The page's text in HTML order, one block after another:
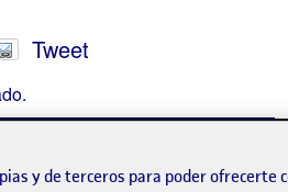
Tweet
y de terceros para poder ofrecerte